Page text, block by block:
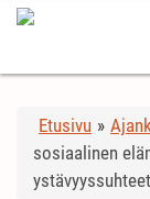
Etusivu »
sosiaalinen